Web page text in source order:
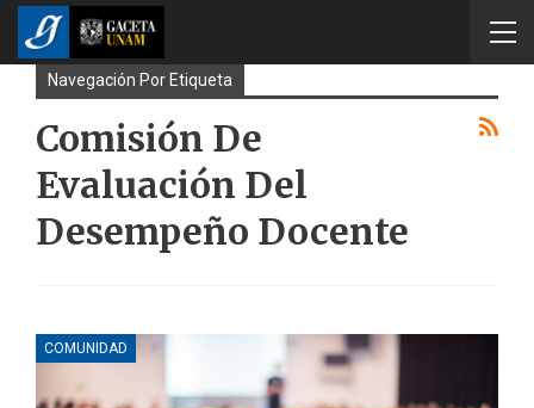
Navegación Por Etiqueta
Comisión De
Evaluación Del
Desempeño Docente
COMUNIDAD